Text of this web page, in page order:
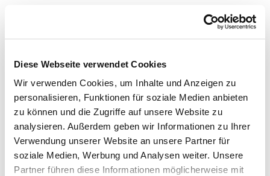
Diese Webseite verwendet Cookies
Wir verwenden Cookies, um Inhalte und Anzeigen zu
personalisieren, Funktionen für soziale Medien anbieten
zu können und die Zugriffe auf unsere Website zu
analysieren. Außerdem geben wir Informationen zu Ihrer
Verwendung unserer Website an unsere Partner für
soziale Medien, Werbung und Analysen weiter. Unsere
Partner führen diese Informationen möglicherweise mit